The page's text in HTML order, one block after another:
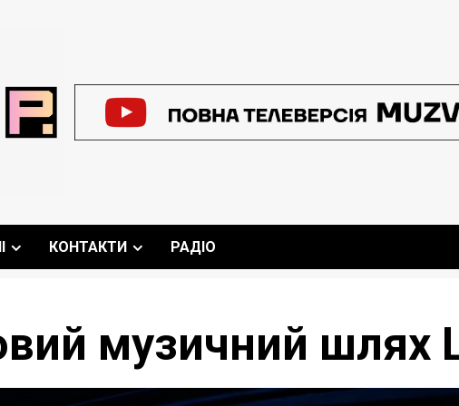
КОНТАКТИ РАДІО
музичний шлях